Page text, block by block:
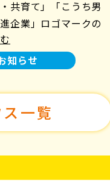
・共育て」「こうち男
企業」ロゴマークの
て
知らせ
一覧